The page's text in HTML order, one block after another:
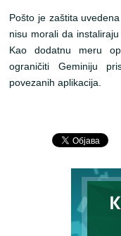
Pošto je zaštita
nisu morali da
Kao dodatnu meru
ograničiti Geminiju
povezanih aplikacija.